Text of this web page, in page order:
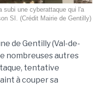
subi une cyberattaque qui l'a
SI. (Crédit Mairie de Gentilly)
de Gentilly (Val-de-
nombreuses autres
tentative
à couper sa